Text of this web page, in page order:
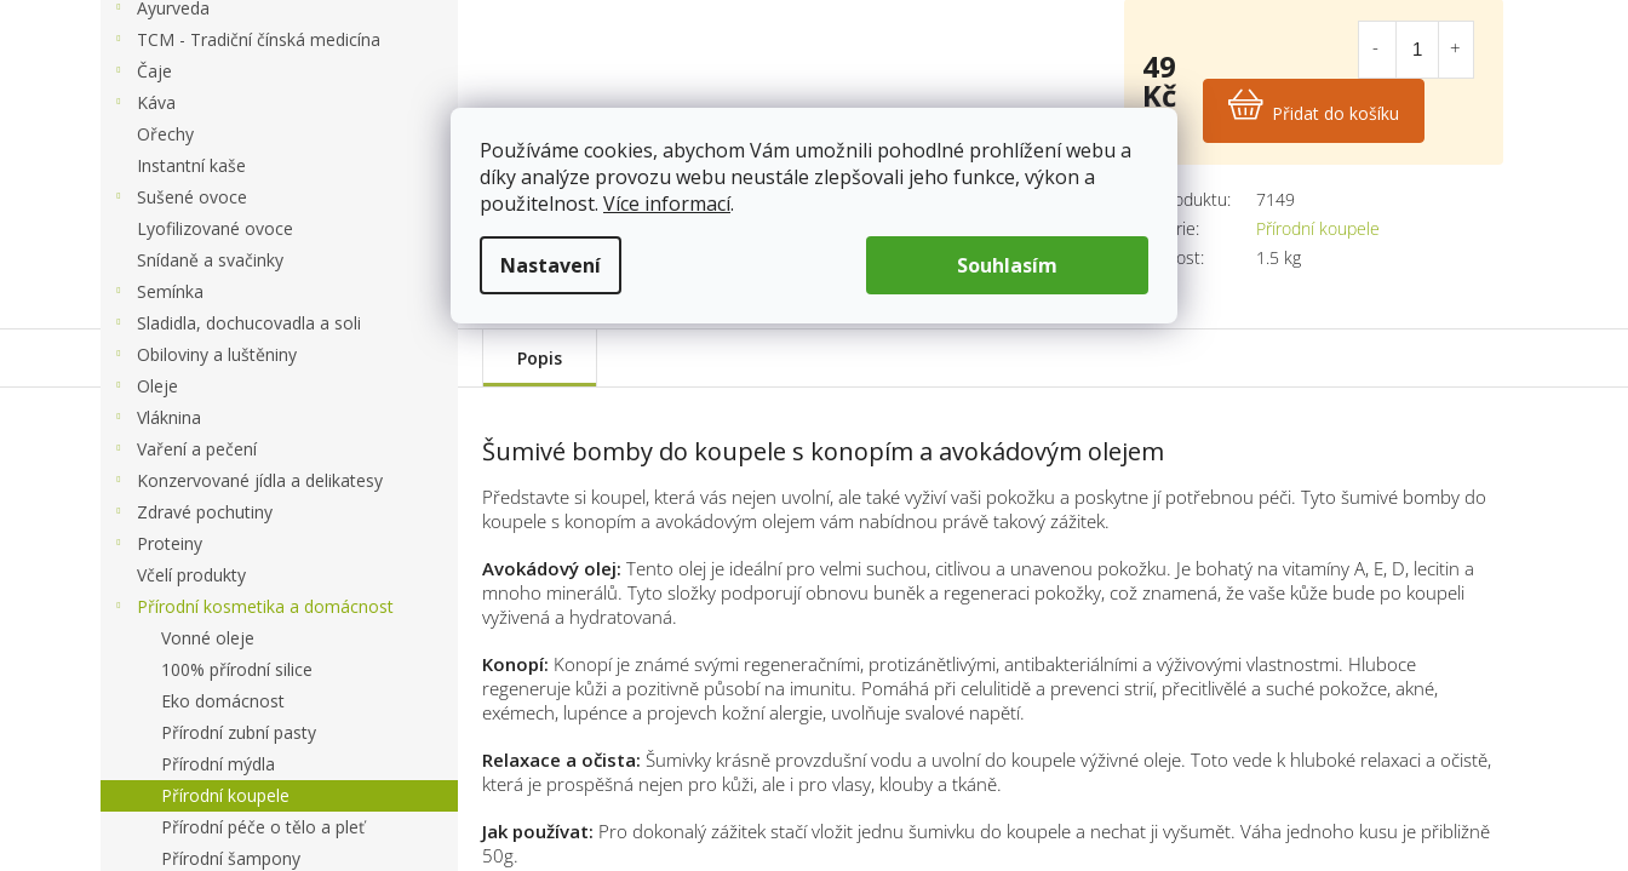
Používáme cookies, abychom Vám umožnili pohodlné prohlížení webu a
díky analýze provozu webu neustále zlepšovali jeho funkce, výkon a
použitelnost. Více informací.
Nastavení Souhlasím
Ayurveda
TCM - Tradiční čínská medicína
Čaje
Káva
Ořechy
Instantní kaše
Sušené ovoce
Lyofilizované ovoce
Snídaně a svačinky
Semínka
Sladidla, dochucovadla a soli
Obiloviny a luštěniny
Oleje
Vláknina
Vaření a pečení
Konzervované jídla a delikatesy
Zdravé pochutiny
Proteiny
Včelí produkty
Přírodní kosmetika a domácnost
Vonné oleje
100% přírodní silice
Eko domácnost
Přírodní zubní pasty
Přírodní mýdla
Přírodní koupele
Přírodní péče o tělo a pleť
Přírodní šampony
Kód produktu:
7149
Kategorie:
Přírodní koupele
Hmotnost: 1.5 kg
49
Kč
Měrná
Přidat do košíku
Popis
Šumivé bomby do koupele s konopím a avokádovým olejem
Představte si koupel, která vás nejen uvolní, ale také vyživí vaši pokožku a poskytne jí potřebnou péči. Tyto šumivé bomby do
koupele s konopím a avokádovým olejem vám nabídnou právě takový zážitek.
Avokádový olej: Tento olej je ideální pro velmi suchou, citlivou a unavenou pokožku. Je bohatý na vitamíny A, E, D, lecitin a
mnoho minerálů. Tyto složky podporují obnovu buněk a regeneraci pokožky, což znamená, že vaše kůže bude po koupeli
vyživená a hydratovaná.
Konopí: Konopí je známé svými regeneračními, protizánětlivými, antibakteriálními a výživovými vlastnostmi. Hluboce
regeneruje kůži a pozitivně působí na imunitu. Pomáhá při celulitidě a prevenci strií, přecitlivělé a suché pokožce, akné,
exémech, lupénce a projevch kožní alergie, uvolňuje svalové napětí.
Relaxace a očista: Šumivky krásně provzdušní vodu a uvolní do koupele výživné oleje. Toto vede k hluboké relaxaci a očistě,
která je prospěšná nejen pro kůži, ale i pro vlasy, klouby a tkáně.
Jak používat: Pro dokonalý zážitek stačí vložit jednu šumivku do koupele a nechat ji vyšumět. Váha jednoho kusu je přibližně
50g.